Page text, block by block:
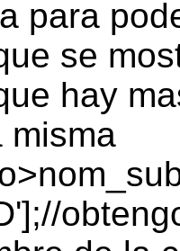
para
se
hay
misma